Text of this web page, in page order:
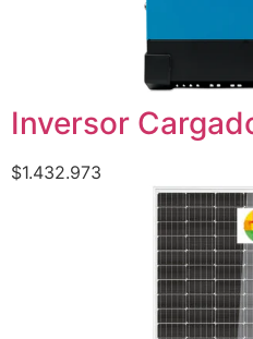
Inversor
$1.432.973